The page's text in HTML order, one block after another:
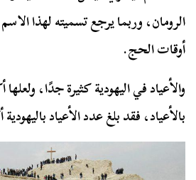
الرومان، وربما يرجع تسميته لهذا
أوقات الحج.
والأعياد في اليهودية كثيرة جدًا، ولعلها
بالأعياد، فقد بلغ عدد الأعياد باليهودية أكثر من